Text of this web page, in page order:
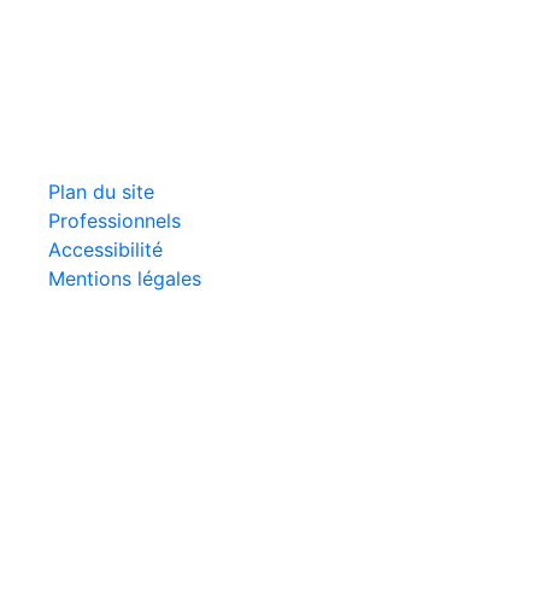
Plan du site
Professionnels
Accessibilité
Mentions légales